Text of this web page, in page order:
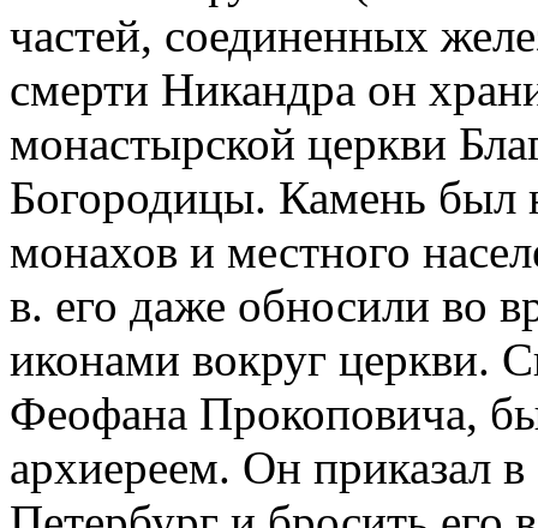
частей, соединенных
смерти Никандра он
монастырской церкви
Богородицы. Камень был
монахов и местного
в. его даже обносили во
иконами вокруг церкви.
Феофана Прокоповича,
архиереем. Он приказал